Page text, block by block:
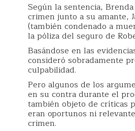
Según la sentencia,
crimen junto a su amante,
(también condenado a
la póliza del seguro de
Basándose en las
consideró sobradamente
culpabilidad.
Pero algunos de los
en su contra durante el
también objeto de críticas
eran oportunos ni
crimen.